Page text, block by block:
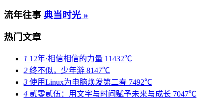
流年往事 典当时光 »
热门文章
1 12年·相信相信的力量 11432℃
2 终不似，少年游 8147℃
3 使用Linux为电脑焕发第二春 7492℃
4 贰零贰伍：用文字与时间赋予未来与成长 7047℃